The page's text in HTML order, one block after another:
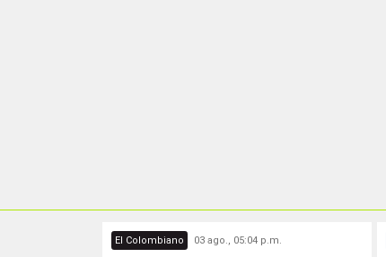
El Colombiano 03 ago., 05:04 p.m.